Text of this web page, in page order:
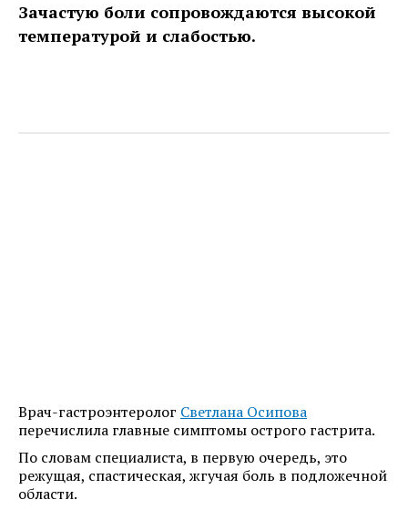
Зачастую боли сопровождаются высокой
температурой и слабостью.
Врач-гастроэнтеролог Светлана Осипова
перечислила главные симптомы острого гастрита.
По словам специалиста, в первую очередь, это
режущая, спастическая, жгучая боль в подложечной
области.